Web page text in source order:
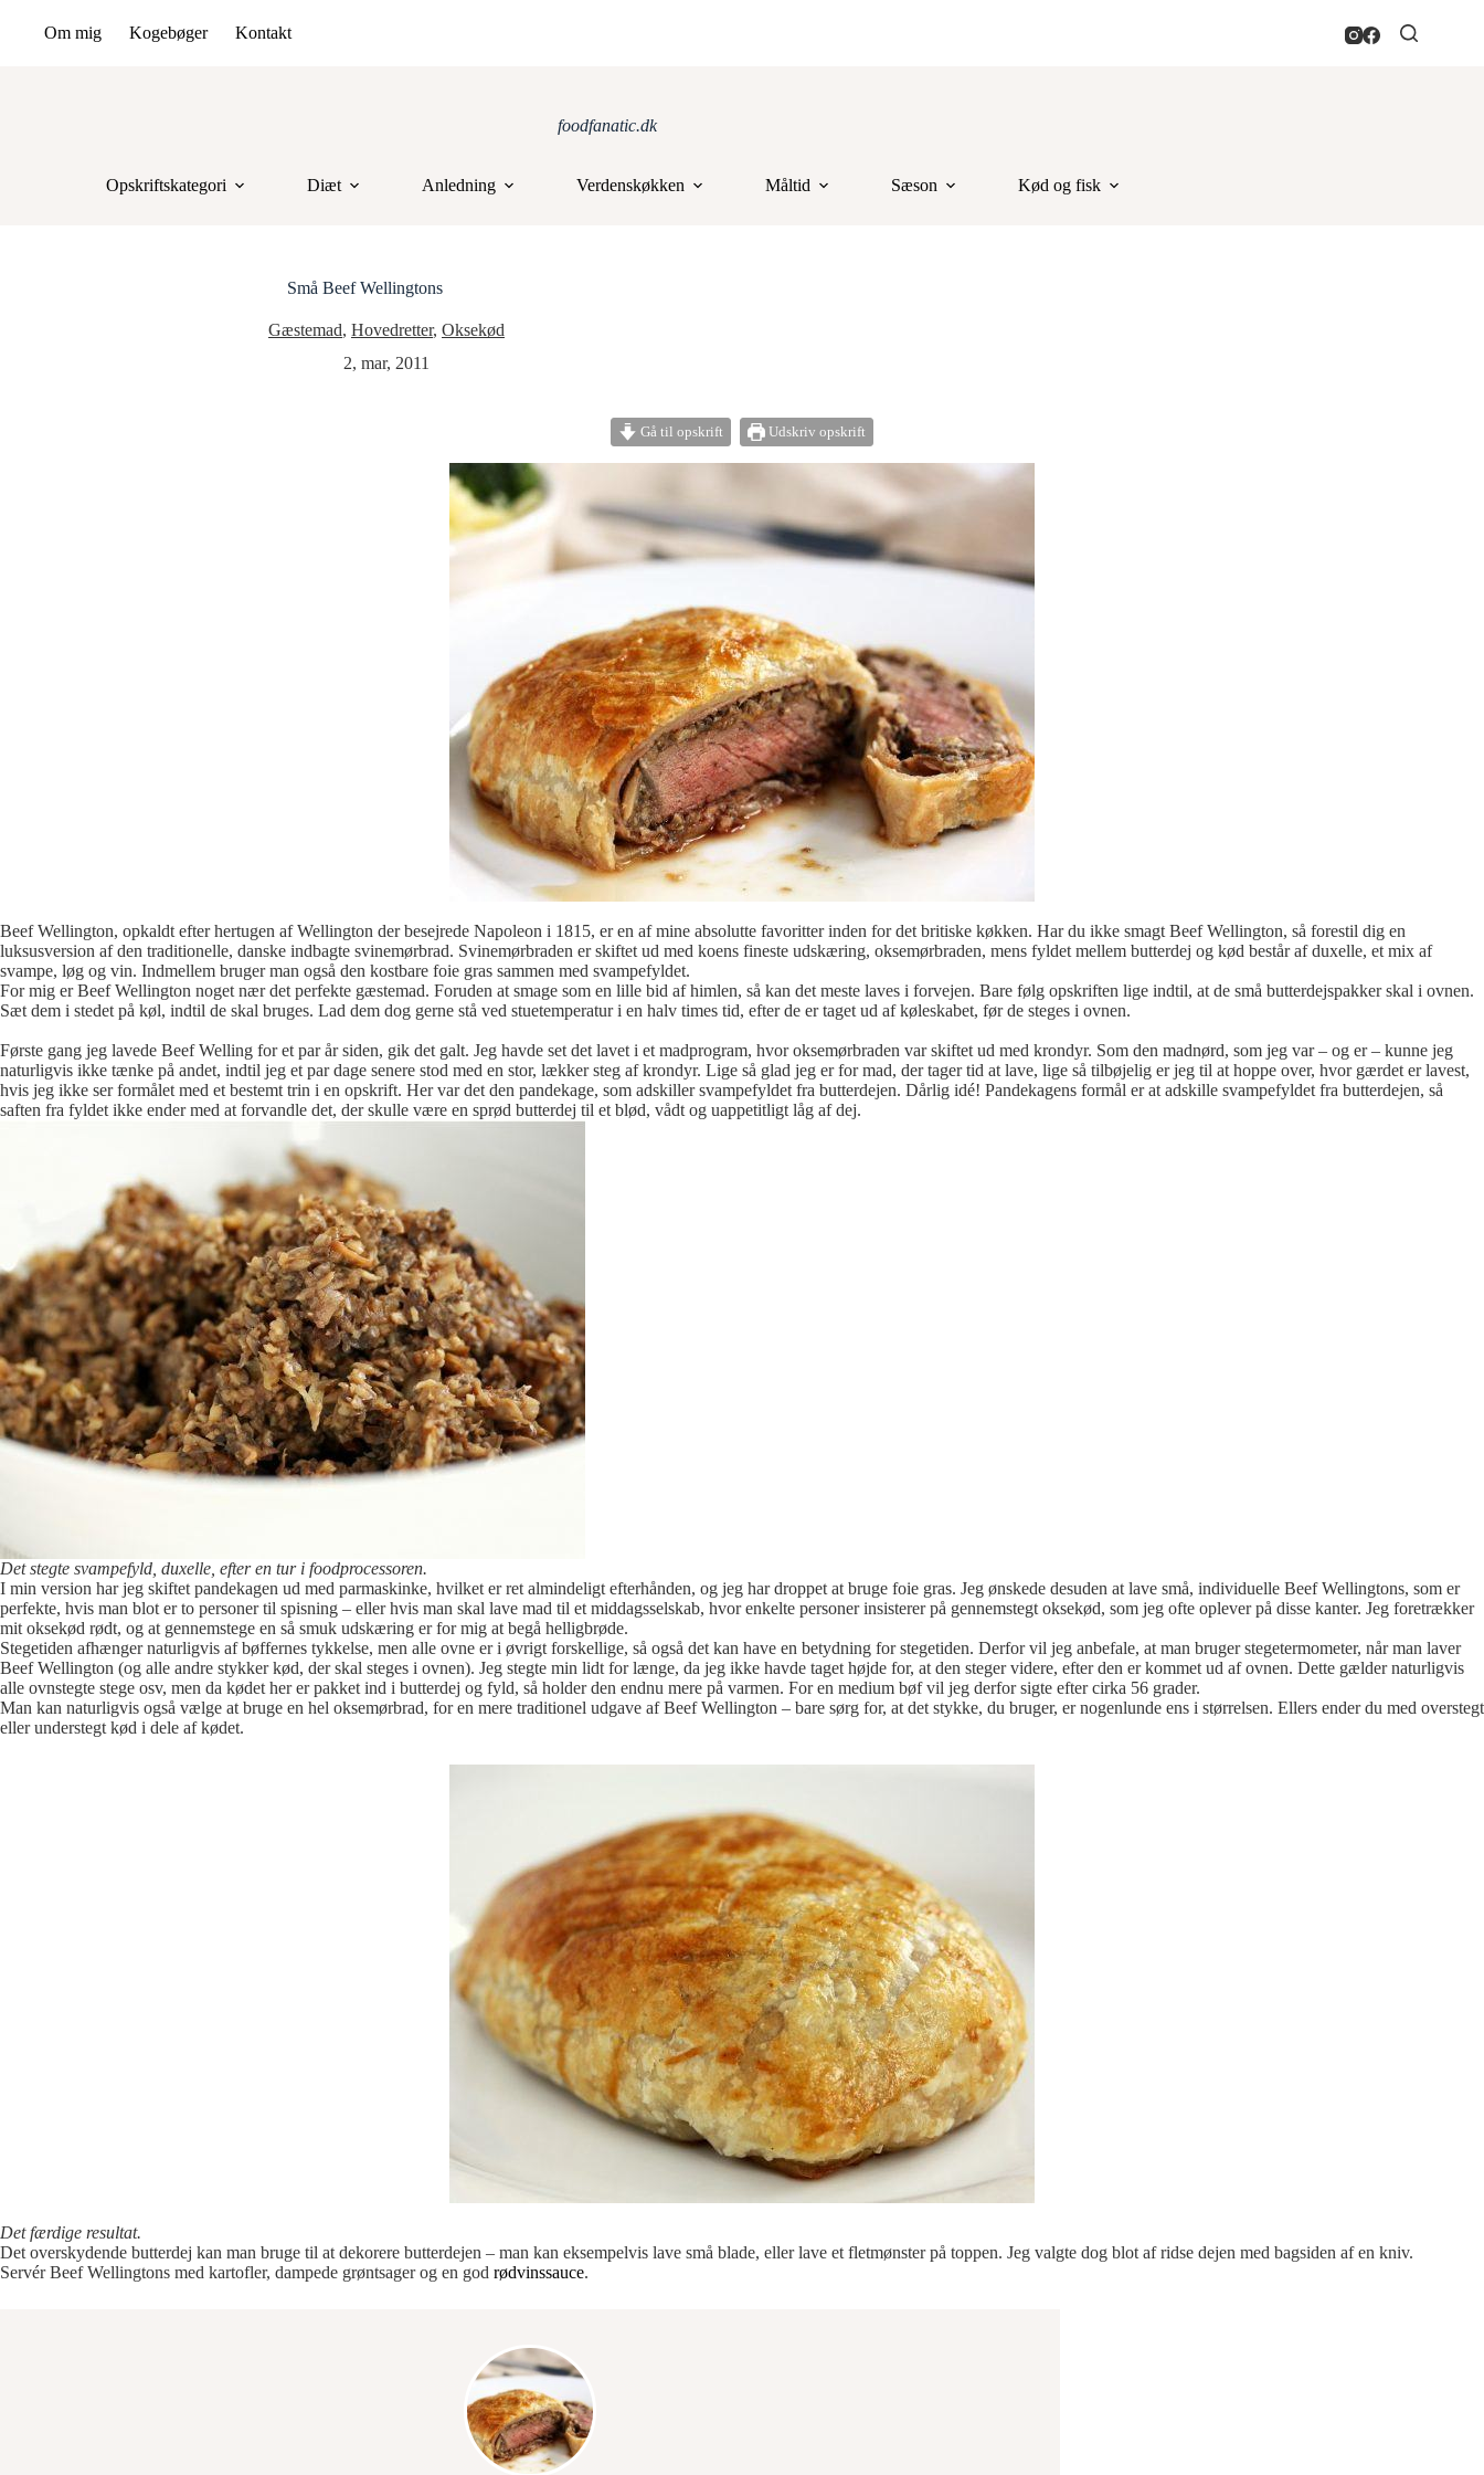
Om mig Kogebøger Kontakt
foodfanatic.dk
Opskriftskategori Diæt Anledning Verdenskøkken Måltid Sæson Kød og fisk
Små Beef Wellingtons
Gæstemad, Hovedretter, Oksekød
2, mar, 2011
Gå til opskrift Udskriv opskrift
Beef Wellington, opkaldt efter hertugen af Wellington der besejrede Napoleon i 1815, er en af mine absolutte favoritter inden for det britiske køkken. Har du ikke smagt Beef Wellington, så forestil dig en
luksusversion af den traditionelle, danske indbagte svinemørbrad. Svinemørbraden er skiftet ud med koens fineste udskæring, oksemørbraden, mens fyldet mellem butterdej og kød består af duxelle, et mix af
svampe, løg og vin. Indmellem bruger man også den kostbare foie gras sammen med svampefyldet.
For mig er Beef Wellington noget nær det perfekte gæstemad. Foruden at smage som en lille bid af himlen, så kan det meste laves i forvejen. Bare følg opskriften lige indtil, at de små butterdejspakker skal i ovnen.
Sæt dem i stedet på køl, indtil de skal bruges. Lad dem dog gerne stå ved stuetemperatur i en halv times tid, efter de er taget ud af køleskabet, før de steges i ovnen.
Første gang jeg lavede Beef Welling for et par år siden, gik det galt. Jeg havde set det lavet i et madprogram, hvor oksemørbraden var skiftet ud med krondyr. Som den madnørd, som jeg var – og er – kunne jeg
naturligvis ikke tænke på andet, indtil jeg et par dage senere stod med en stor, lækker steg af krondyr. Lige så glad jeg er for mad, der tager tid at lave, lige så tilbøjelig er jeg til at hoppe over, hvor gærdet er lavest,
hvis jeg ikke ser formålet med et bestemt trin i en opskrift. Her var det den pandekage, som adskiller svampefyldet fra butterdejen. Dårlig idé! Pandekagens formål er at adskille svampefyldet fra butterdejen, så
saften fra fyldet ikke ender med at forvandle det, der skulle være en sprød butterdej til et blød, vådt og uappetitligt låg af dej.
Det stegte svampefyld, duxelle, efter en tur i foodprocessoren.
I min version har jeg skiftet pandekagen ud med parmaskinke, hvilket er ret almindeligt efterhånden, og jeg har droppet at bruge foie gras. Jeg ønskede desuden at lave små, individuelle Beef Wellingtons, som er
perfekte, hvis man blot er to personer til spisning – eller hvis man skal lave mad til et middagsselskab, hvor enkelte personer insisterer på gennemstegt oksekød, som jeg ofte oplever på disse kanter. Jeg foretrækker
mit oksekød rødt, og at gennemstege en så smuk udskæring er for mig at begå helligbrøde.
Stegetiden afhænger naturligvis af bøffernes tykkelse, men alle ovne er i øvrigt forskellige, så også det kan have en betydning for stegetiden. Derfor vil jeg anbefale, at man bruger stegetermometer, når man laver
Beef Wellington (og alle andre stykker kød, der skal steges i ovnen). Jeg stegte min lidt for længe, da jeg ikke havde taget højde for, at den steger videre, efter den er kommet ud af ovnen. Dette gælder naturligvis
alle ovnstegte stege osv, men da kødet her er pakket ind i butterdej og fyld, så holder den endnu mere på varmen. For en medium bøf vil jeg derfor sigte efter cirka 56 grader.
Man kan naturligvis også vælge at bruge en hel oksemørbrad, for en mere traditionel udgave af Beef Wellington – bare sørg for, at det stykke, du bruger, er nogenlunde ens i størrelsen. Ellers ender du med overstegt
eller understegt kød i dele af kødet.
Det færdige resultat.
Det overskydende butterdej kan man bruge til at dekorere butterdejen – man kan eksempelvis lave små blade, eller lave et fletmønster på toppen. Jeg valgte dog blot af ridse dejen med bagsiden af en kniv.
Servér Beef Wellingtons med kartofler, dampede grøntsager og en god rødvinssauce.